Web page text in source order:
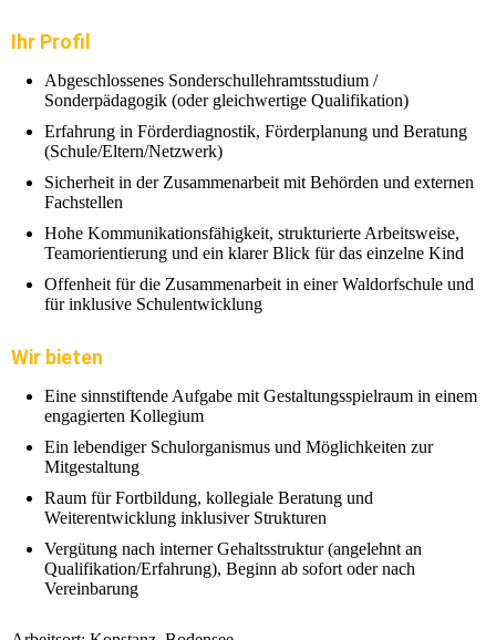
Ihr Profil
Abgeschlossenes Sonderschullehramtsstudium /
Sonderpädagogik (oder gleichwertige Qualifikation)
Erfahrung in Förderdiagnostik, Förderplanung und Beratung
(Schule/Eltern/Netzwerk)
Sicherheit in der Zusammenarbeit mit Behörden und externen
Fachstellen
Hohe Kommunikationsfähigkeit, strukturierte Arbeitsweise,
Teamorientierung und ein klarer Blick für das einzelne Kind
Offenheit für die Zusammenarbeit in einer Waldorfschule und
für inklusive Schulentwicklung
Wir bieten
Eine sinnstiftende Aufgabe mit Gestaltungsspielraum in einem
engagierten Kollegium
Ein lebendiger Schulorganismus und Möglichkeiten zur
Mitgestaltung
Raum für Fortbildung, kollegiale Beratung und
Weiterentwicklung inklusiver Strukturen
Vergütung nach interner Gehaltsstruktur (angelehnt an
Qualifikation/Erfahrung), Beginn ab sofort oder nach
Vereinbarung